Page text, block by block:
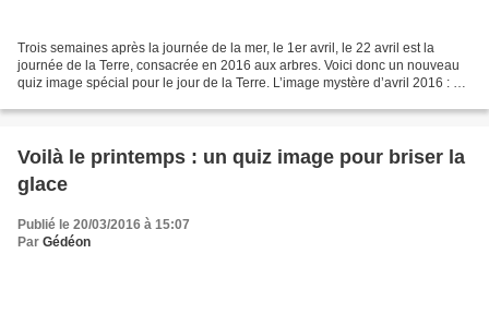
Trois semaines après la journée de la mer, le 1er avril, le 22 avril est la
journée de la Terre, consacrée en 2016 aux arbres. Voici donc un nouveau
quiz image spécial pour le jour de la Terre. L’image mystère d’avril 2016 : un
Voilà le printemps : un quiz image pour briser la
glace
Publié le 20/03/2016 à 15:07
Par Gédéon